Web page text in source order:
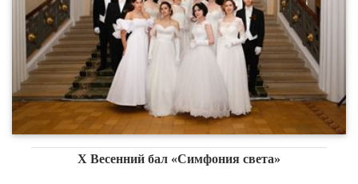
X Весенний бал «Симфония света»